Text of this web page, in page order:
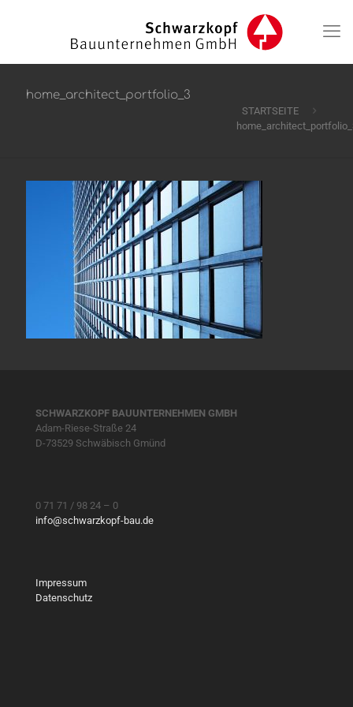
home_architect_portfolio_3
STARTSEITE
SCHWARZKOPF BAUUNTERNEHMEN GMBH
Adam-Riese-Straße 24
D-73529 Schwäbisch Gmünd
0 71 71 / 98 24 – 0
info@schwarzkopf-bau.de
Impressum
Datenschutz